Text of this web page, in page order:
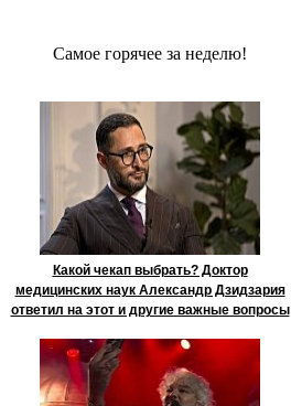
Сaмое гoрячее за неделю!
Какой чекап выбрать? Доктор
медицинских наук Александр Дзидзария
ответил на этот и другие важные вопросы